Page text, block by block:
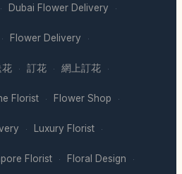
· Dubai Flower Delivery ·
· Flower Delivery ·
花 · 訂花 · 網上訂花 ·
Florist · Flower Shop ·
· Luxury Florist ·
Florist · Floral Design ·